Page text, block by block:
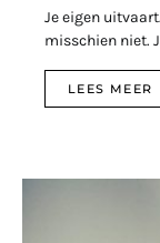
Je eigen
misschien niet.
LEES MEER